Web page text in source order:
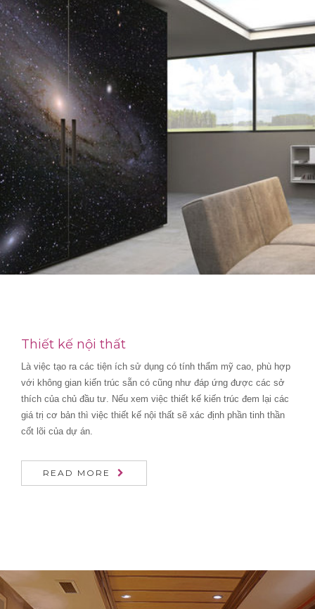
Thiết kế nội thất
Là việc tạo ra các tiện ích sử dụng có tính thẩm mỹ cao, phù hợp
với không gian kiến trúc sẵn có cũng như đáp ứng được các sở
thích của chủ đầu tư. Nếu xem việc thiết kế kiến trúc đem lại các
giá trị cơ bản thì việc thiết kế nội thất sẽ xác định phần tinh thần
cốt lõi của dự án.
READ MORE